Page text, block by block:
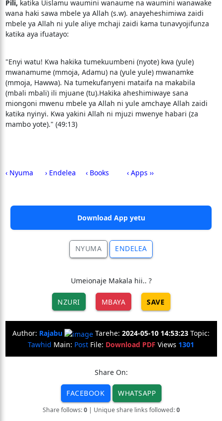
Pili, katika Uislamu waumini wanaume na waumini wanawake
wana haki sawa mbele ya Allah (s.w). anayeheshimiwa zaidi
mbele ya Allah ni yule aliye mchaji zaidi kama tunavyojifunza
katika aya ifuatayo:
"Enyi watu! Kwa hakika tumekuumbeni (nyote) kwa (yule)
mwanamume (mmoja, Adamu) na (yule yule) mwanamke
(mmoja, Hawwa). Na tumekufanyeni mataifa na makabila
(mbali mbali) ili mjuane (tu).Hakika aheshimiwaye sana
miongoni mwenu mbele ya Allah ni yule amchaye Allah zaidi
katika nyinyi. Kwa yakini Allah ni mjuzi mwenye habari (za
mambo yote)." (49:13)
‹ Nyuma › Endelea ‹ Books ‹ Apps ››
Download App yetu
NYUMA ENDELEA
Umeionaje Makala hii.. ?
NZURI MBAYA SAVE
Author: Rajabu Tarehe: 2024-05-10 14:53:23 Topic:
Tawhid Main: Post File: Download PDF Views 1301
Share On:
FACEBOOK WHATSAPP
Share follows:0| Unique share links followed:0